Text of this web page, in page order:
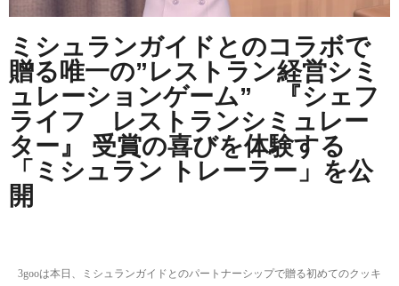
ミシュランガイドとのコラボで
贈る唯一の”レストラン経営シミ
ュレーションゲーム” 『シェフ
ライフ レストランシミュレー
ター​』 受賞の喜びを体験する
「ミシュラン トレーラー」を公
開
3gooは本日、ミシュランガイドとのパートナーシップで贈る初めてのクッキ